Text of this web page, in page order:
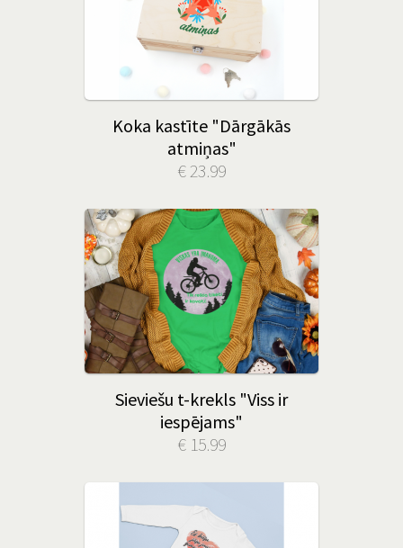
Koka kastīte "Dārgākās
atmiņas"
€ 23.99
Sieviešu t-krekls "Viss ir
iespējams"
€ 15.99